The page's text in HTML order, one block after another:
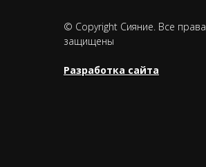
© Copyright Сияние. Все права
защищены
Разработка сайта